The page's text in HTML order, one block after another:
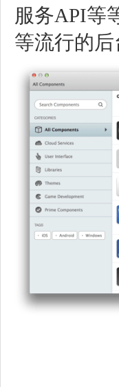
服务API等
等流行的